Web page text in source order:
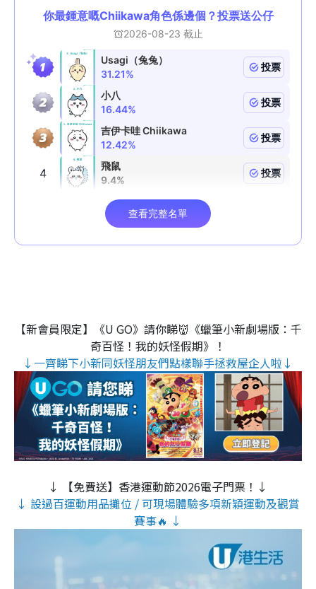
【新會員限定】《U GO》請你睇👹《蠟筆小新劇場版：千
奇百怪！我的妖怪假期》！
↓一齊睇下小新同妖怪朋友們點樣聯手拯救屋企人啦↓
↓ 【免費送】香港運動節2026電子門票！↓
↓ 設過百運動用品攤位 / 可現場體驗多項新穎運動及觀賞
賽事🔥 ↓